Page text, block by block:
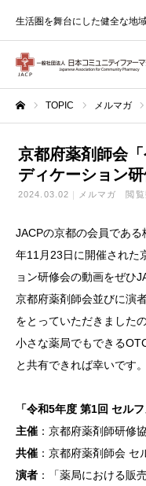
生活圏を舞台にした健全な地
TOPIC メルマガ
京都府薬剤師会
ディケーション
2024.03.02 メルマガ 閲
JACPの京都の会員である
年11月 23日に開催された
ョン研修会の動画をぜひ
京都府薬剤師会並びに演
をとっていただきました
小さな薬局でもできるOT
と共有できれば幸いです。
「令和5年度 第1回 セル
主催 ：京都府薬剤師研修協
共催 ：京都府薬剤師会 セ
演者 ：「薬局における販売